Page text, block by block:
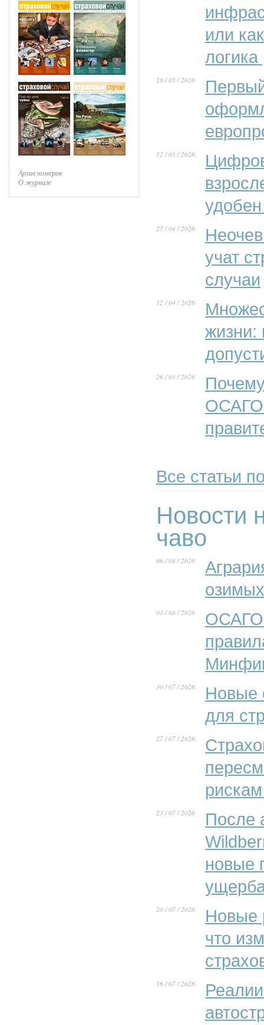
Архив номеров
О журнале
или
28 / 05 / 2026
12 / 05 / 2026
25 / 04 / 2026
учат
случаи
12 / 04 / 2026
жизни:
26 / 03 / 2026
Все статьи
Новости
чаво
06 / 08 / 2026
03 / 08 / 2026
ОСАГО
30 / 07 / 2026
Новые
для
27 / 07 / 2026
23 / 07 / 2026
После
новые
20 / 07 / 2026
Новые
что
16 / 07 / 2026